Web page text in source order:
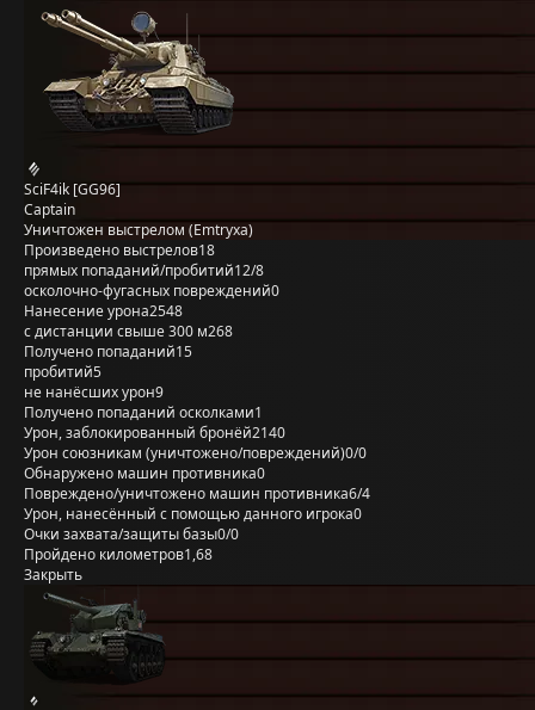
SciF4ik [GG96]
Captain
Уничтожен выстрелом (Emtryxa)
Произведено выстрелов18
прямых попаданий/пробитий12/8
осколочно-фугасных повреждений0
Нанесение урона2548
с дистанции свыше 300 м268
Получено попаданий15
пробитий5
не нанёсших урон9
Получено попаданий осколками1
Урон, заблокированный бронёй2140
Урон союзникам (уничтожено/повреждений)0/0
Обнаружено машин противника0
Повреждено/уничтожено машин противника6/4
Урон, нанесённый с помощью данного игрока0
Очки захвата/защиты базы0/0
Пройдено километров1,68
Закрыть